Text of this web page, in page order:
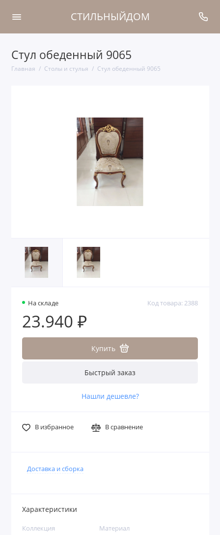
СТИЛЬНЫЙДОМ
Стул обеденный 9065
Главная Столы и стулья Стул обеденный 9065
На складе Код товара: 2388
23.940 ₽
Купить
Быстрый заказ
Нашли дешевле?
В избранное В сравнение
Доставка и сборка
Характеристики
Коллекция Материал